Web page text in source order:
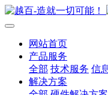
网站首页
产品服务
全部 技术服务 信
解决方案